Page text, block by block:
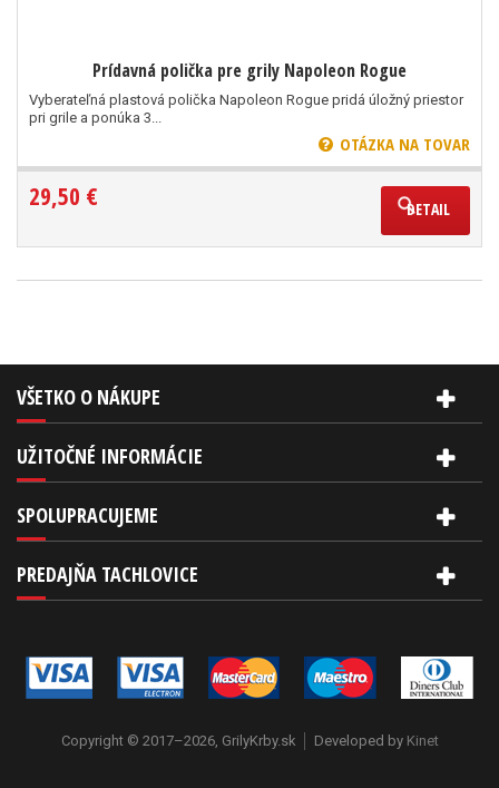
Prídavná polička pre grily Napoleon Rogue
Vyberateľná plastová polička Napoleon Rogue pridá úložný priestor
pri grile a ponúka 3...
OTÁZKA NA TOVAR
29,50 € DETAIL
VŠETKO O NÁKUPE
UŽITOČNÉ INFORMÁCIE
SPOLUPRACUJEME
PREDAJŇA TACHLOVICE
Copyright © 2017–2026, GrilyKrby.sk Developed by Kinet